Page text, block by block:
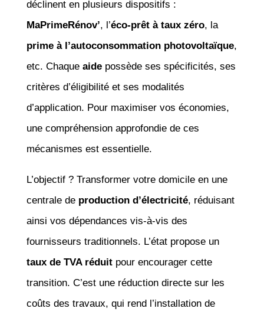
déclinent en plusieurs dispositifs :
MaPrimeRénov’, l’éco-prêt à taux zéro, la
prime à l’autoconsommation photovoltaïque,
etc. Chaque aidepossède ses spécificités, ses
critères d’éligibilité et ses modalités
d’application. Pour maximiser vos économies,
une compréhension approfondie de ces
mécanismes est essentielle.
L’objectif ? Transformer votre domicile en une
centrale de production d’électricité, réduisant
ainsi vos dépendances vis-à-vis des
fournisseurs traditionnels. L’état propose un
taux de TVA réduitpour encourager cette
transition. C’est une réduction directe sur les
coûts des travaux, qui rend l’installation de